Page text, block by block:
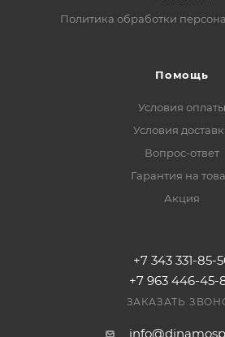
Политика обработки
Помощь
Условия оплаты
Условия
Вопрос-ответ
Гарантия на
Акция
+7 343 331-85-
+7 963 446-45-
ЗАКАЗАТЬ